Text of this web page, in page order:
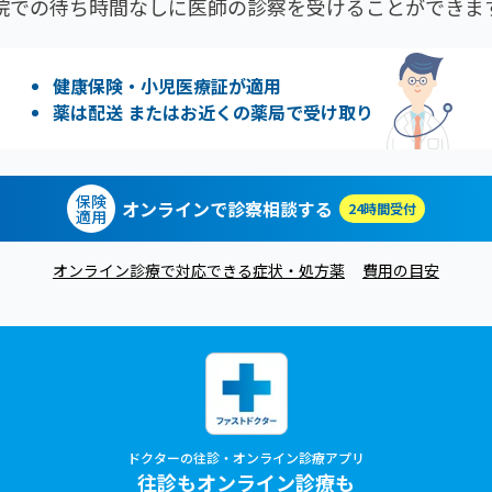
での待ち時間なしに医師の診察を受けることができま
健康保険・小児医療証が適用
薬は配送 またはお近くの薬局で受け取り
保険
適用 オンラインで診察相談する 24時間受付
オンライン診療で対応できる症状・処方薬 費用の目安
ドクターの往診・オンライン診療アプリ
往診もオンライン診療も